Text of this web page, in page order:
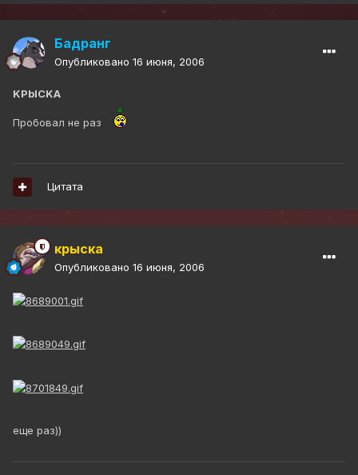
Бадранг
Опубликовано 16 июня, 2006
KPbICKA
Пробовал не раз
Цитата
крыска
Опубликовано 16 июня, 2006
еще раз))